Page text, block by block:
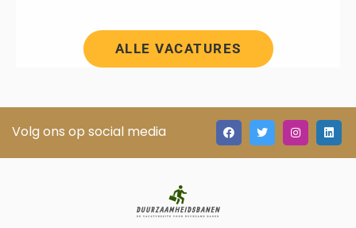
ALLE VACATURES
Volg ons op social media